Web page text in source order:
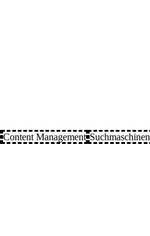
Content Management